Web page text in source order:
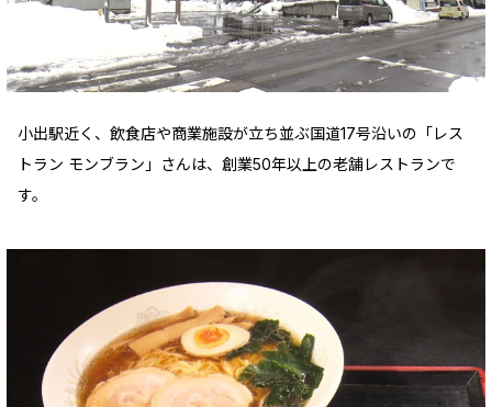
小出駅近く、飲食店や商業施設が立ち並ぶ国道17号沿いの「レス
トラン モンブラン」さんは、創業50年以上の老舗レストランで
す。